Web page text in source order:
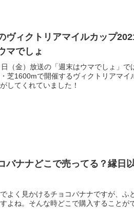
ヴィクトリアマイルカップ
マでしょ
（金）放送の「週末はウマでしょ」で
芝1600mで開催するヴィクトリアマイ
してくれていました！
バナナどこで売ってる？縁日
よく見かけるチョコバナナですが、ふ
よね。そんな時どこで購入することが